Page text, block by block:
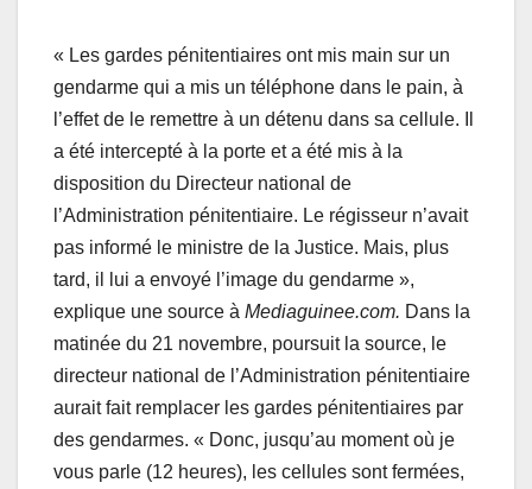
« Les gardes pénitentiaires ont mis main sur un
gendarme qui a mis un téléphone dans le pain, à
l’effet de le remettre à un détenu dans sa cellule. Il
a été intercepté à la porte et a été mis à la
disposition du Directeur national de
l’Administration pénitentiaire. Le régisseur n’avait
pas informé le ministre de la Justice. Mais, plus
tard, il lui a envoyé l’image du gendarme »,
explique une source à Mediaguinee.com. Dans la
matinée du 21 novembre, poursuit la source, le
directeur national de l’Administration pénitentiaire
aurait fait remplacer les gardes pénitentiaires par
des gendarmes. « Donc, jusqu’au moment où je
vous parle (12 heures), les cellules sont fermées,